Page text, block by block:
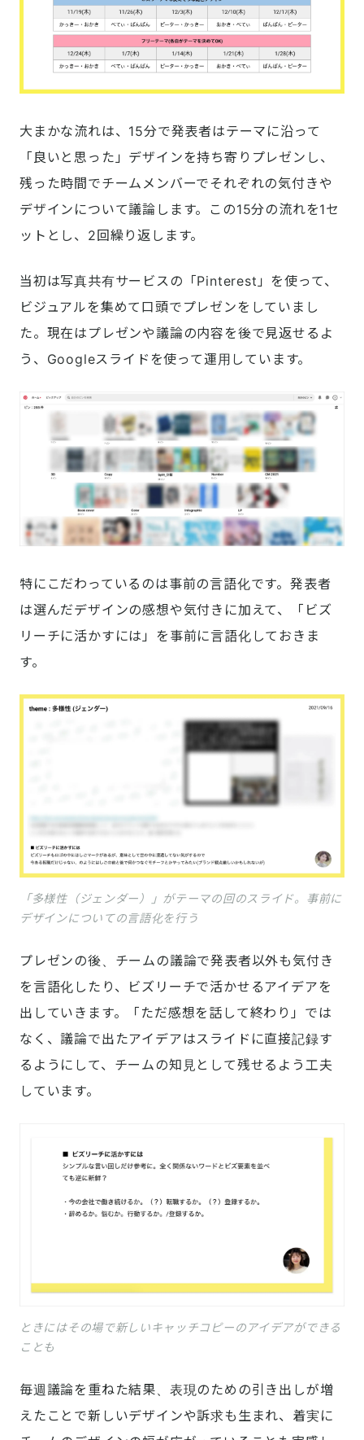
大まかな流れは、15分で発表者はテーマに沿って
「良いと思った」デザインを持ち寄りプレゼンし、
残った時間でチームメンバーでそれぞれの気付きや
デザインについて議論します。この15分の流れを1セ
ットとし、2回繰り返します。
当初は写真共有サービスの「Pinterest」を使って、
ビジュアルを集めて口頭でプレゼンをしていまし
た。現在はプレゼンや議論の内容を後で見返せるよ
う、Googleスライドを使って運用しています。
特にこだわっているのは事前の言語化です。発表者
は選んだデザインの感想や気付きに加えて、「ビズ
リーチに活かすには」を事前に言語化しておきま
す。
「多様性（ジェンダー）」がテーマの回のスライド。事前に
デザインについての言語化を行う
プレゼンの後、チームの議論で発表者以外も気付き
を言語化したり、ビズリーチで活かせるアイデアを
出していきます。「ただ感想を話して終わり」では
なく、議論で出たアイデアはスライドに直接記録す
るようにして、チームの知見として残せるよう工夫
しています。
ときにはその場で新しいキャッチコピーのアイデアができる
ことも
毎週議論を重ねた結果、表現のための引き出しが増
えたことで新しいデザインや訴求も生まれ、着実に